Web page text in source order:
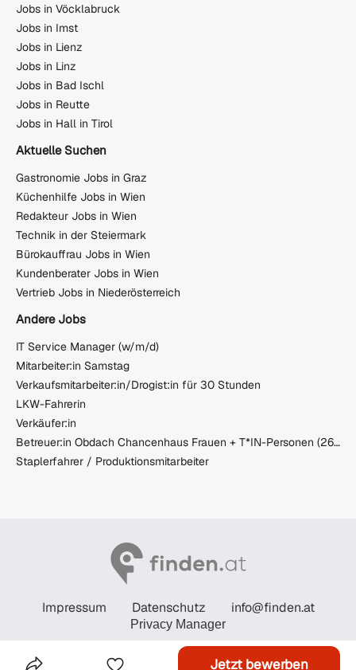
Jobs in Vöcklabruck
Jobs in Imst
Jobs in Lienz
Jobs in Linz
Jobs in Bad Ischl
Jobs in Reutte
Jobs in Hall in Tirol
Aktuelle Suchen
Gastronomie Jobs in Graz
Küchenhilfe Jobs in Wien
Redakteur Jobs in Wien
Technik in der Steiermark
Bürokauffrau Jobs in Wien
Kundenberater Jobs in Wien
Vertrieb Jobs in Niederösterreich
Andere Jobs
IT Service Manager (w/m/d)
Mitarbeiter:in Samstag
Verkaufsmitarbeiter:in/Drogist:in für 30 Stunden
LKW-Fahrerin
Verkäufer:in
Betreuer:in Obdach Chancenhaus Frauen + T*IN-Personen (26/06/ODW)
Staplerfahrer / Produktionsmitarbeiter
Jetzt bewerben
Impressum Datenschutz info@finden.at
Privacy Manager
© STANDARD Verlagsgesellschaft m.b.H. 2026